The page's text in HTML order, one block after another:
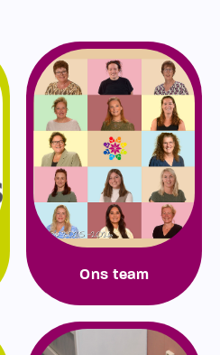
Ons team